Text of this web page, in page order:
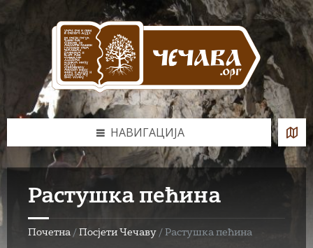
НАВИГАЦИЈА
Растушка пећина
Почетна / Посјети Чечаву / Растушка пећина